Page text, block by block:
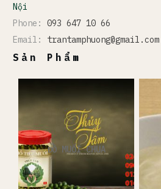
Nội
Phone: 093 647 10 66
Email: trantamphuong@gmail.com
Sản Phẩm
ĐỒ MUỐI CHUA